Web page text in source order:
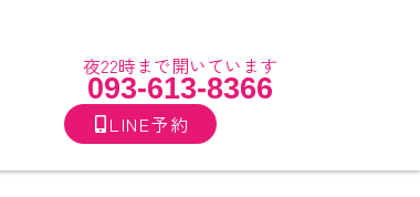
夜22時まで開いています
093-613-8366
LINE予約